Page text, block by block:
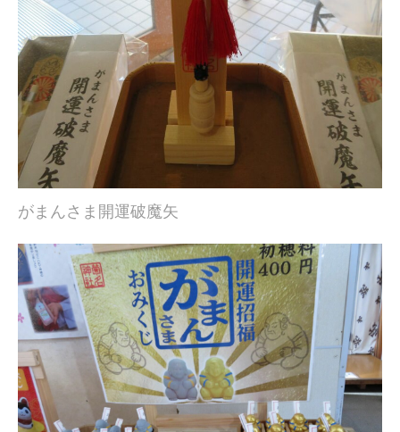
がまんさま開運破魔矢